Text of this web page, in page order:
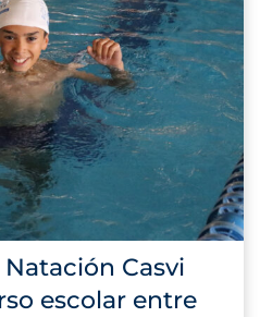
Casvi
escolar entre